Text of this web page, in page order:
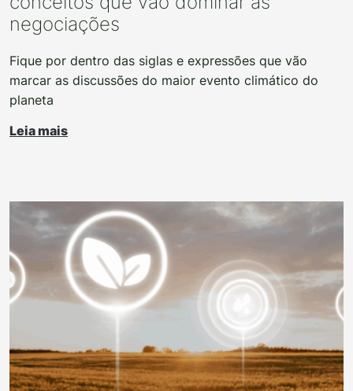
negociações
Fique por dentro das siglas e expressões que vão
marcar as discussões do maior evento climático do
planeta
Leia mais